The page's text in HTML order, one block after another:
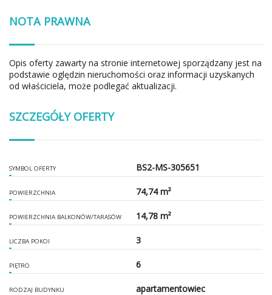
NOTA PRAWNA
Opis oferty zawarty na stronie internetowej sporządzany jest na
podstawie oględzin nieruchomości oraz informacji uzyskanych
od właściciela, może podlegać aktualizacji.
SZCZEGÓŁY OFERTY
SYMBOL OFERTY BS2-MS-305651
POWIERZCHNIA 74,74 m²
POWIERZCHNIA BALKONÓW/TARASÓW 14,78 m²
LICZBA POKOI 3
PIĘTRO 6
RODZAJ BUDYNKU apartamentowiec